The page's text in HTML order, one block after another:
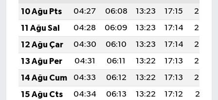
10 Ağu Pts
04:27 06:08 13:23 17:15
20:27
11 Ağu Sal
04:28 06:09 13:23 17:14
20:26
12 Ağu Çar
04:30 06:10 13:23 17:14
20:25
13 Ağu Per
04:31 06:11 13:22 17:13
20:23
14 Ağu Cum
04:33 06:12 13:22 17:13
20:22
15 Ağu Cts
04:34 06:13 13:22 17:12
20:21